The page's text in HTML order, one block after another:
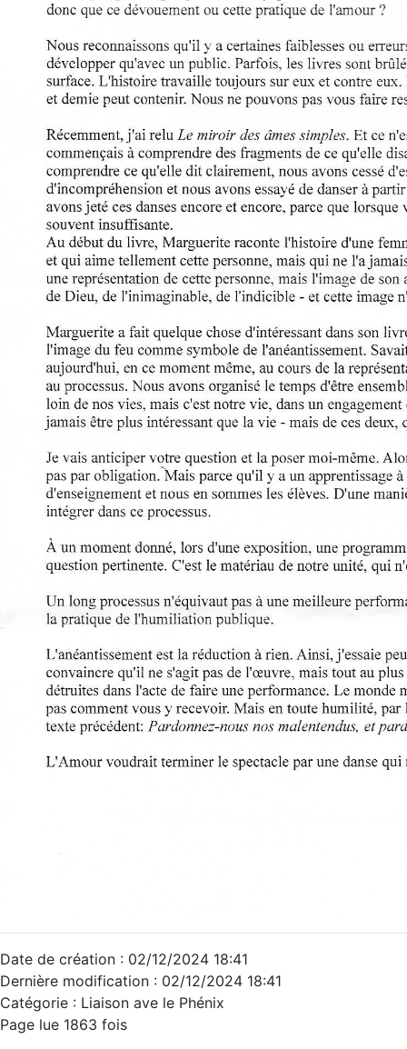
Date de création : 02/12/2024 18:41
Dernière modification : 02/12/2024 18:41
Catégorie : Liaison ave le Phénix
Page lue 1863 fois